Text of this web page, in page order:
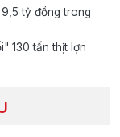
tỷ đồng trong
130 tấn thịt lợn